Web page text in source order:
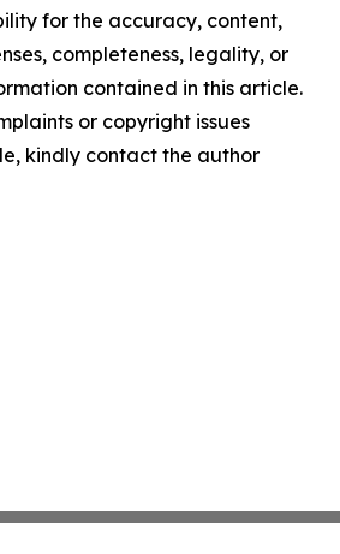
for the accuracy, content,
completeness, legality, or
contained in this article.
or copyright issues
kindly contact the author